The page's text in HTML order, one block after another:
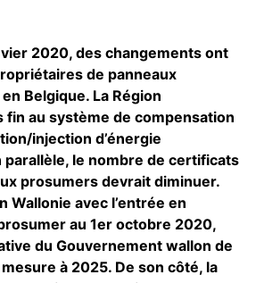
2020, des changements ont
de panneaux
Belgique. La Région
fin au système de compensation
injection d’énergie
parallèle, le nombre de certificats
prosumers devrait diminuer.
Wallonie avec l’entrée en
au 1er octobre 2020,
du Gouvernement wallon de
à 2025. De son côté, la